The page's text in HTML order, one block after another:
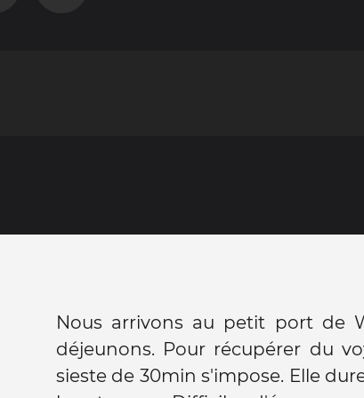
Nous arrivons au petit port de
déjeunons. Pour récupérer du
sieste de 30min s'impose. Elle